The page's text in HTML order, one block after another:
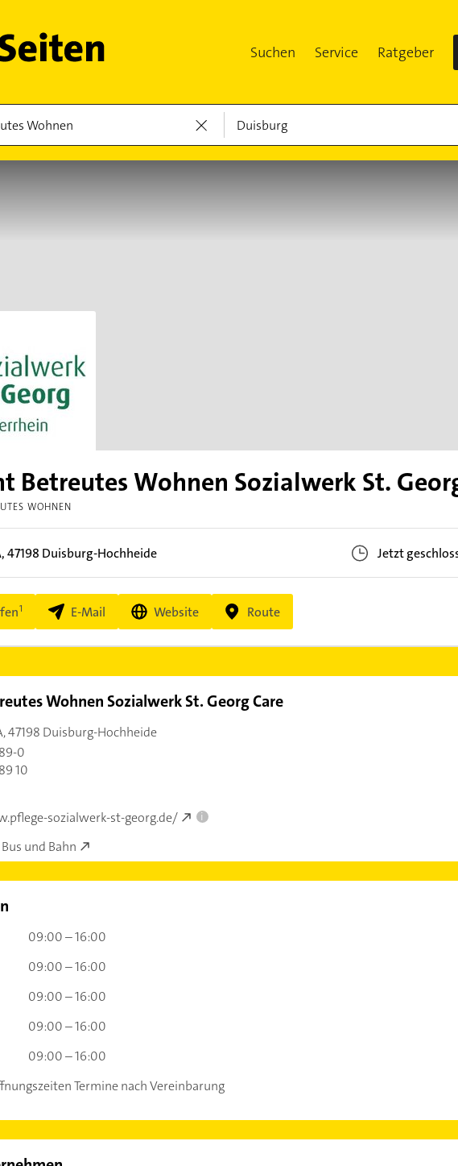
Suchen Service Ratgeber
Betreutes Wohnen Sozialwerk St.
WOHNEN
47198 Duisburg-Hochheide Jetzt
E-Mail Website Route
Wohnen Sozialwerk St. Georg Care
47198 Duisburg-Hochheide
0
10
sozialwerk-st-georg.de/
i
und Bahn
09:00 – 16:00
09:00 – 16:00
09:00 – 16:00
09:00 – 16:00
09:00 – 16:00
Termine nach Vereinbarung